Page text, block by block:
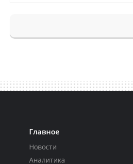
Главное
Новости
Аналитика